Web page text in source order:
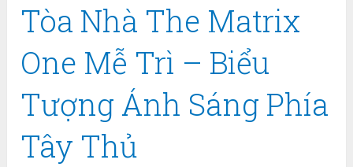
Tòa Nhà The Matrix
One Mễ Trì – Biểu
Tượng Ánh Sáng Phía
Tây Thủ